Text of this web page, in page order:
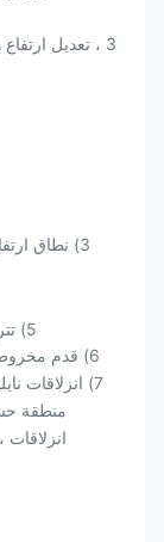
3 ، تعديل
5) تتراوح مقاومة التأريض ESD من 10
6) قدم مخروطية كروم 5 نجوم ، نصف قطرها 260 أو 320 مم